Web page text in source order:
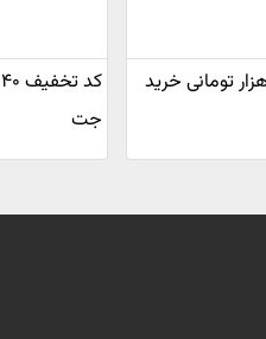
350 هزار تومانی خرید
جت